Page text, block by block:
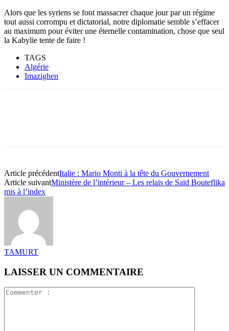
Alors que les syriens se font massacrer chaque jour par un régime
tout aussi corrompu et dictatorial, notre diplomatie semble s’effacer
au maximum pour éviter une éternelle contamination, chose que seul
la Kabylie tente de faire !
TAGS
Algérie
Imazighen
Article précédentItalie : Mario Monti à la tête du Gouvernement
Article suivantMinistère de l’intérieur – Les relais de Saïd Bouteflika
mis à l’index
TAMURT
LAISSER UN COMMENTAIRE